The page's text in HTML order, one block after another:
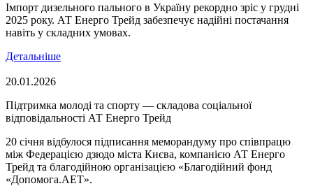
Імпорт дизельного пального в Україну рекордно зріс у грудні
2025 року. АТ Енерго Трейд забезпечує надійні постачання
навіть у складних умовах.
Детальніше
20.01.2026
Підтримка молоді та спорту — складова соціальної
відповідальності АТ Енерго Трейд
20 січня відбулося підписання меморандуму про співпрацю
між Федерацією дзюдо міста Києва, компанією АТ Енерго
Трейд та благодійною організацією «Благодійний фонд
«Допомога.AET».